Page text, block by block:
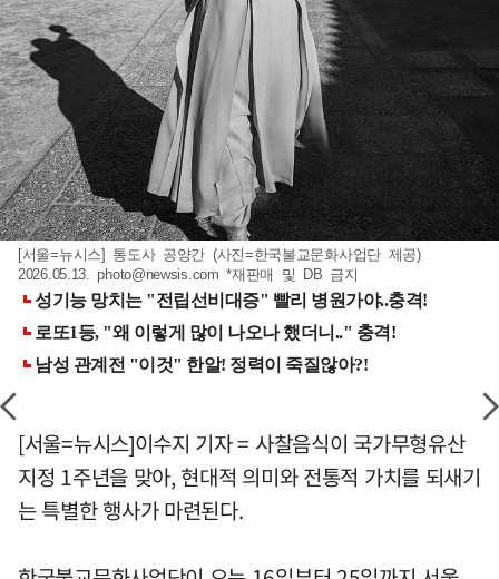
[서울=뉴시스] 통도사 공양간 (사진=한국불교문화사업단 제공)
2026.05.13.photo@newsis.com *재판매 및 DB 금지
[서울=뉴시스]이수지 기자 = 사찰음식이 국가무형유산
지정 1주년을 맞아, 현대적 의미와 전통적 가치를 되새기
는 특별한 행사가 마련된다.